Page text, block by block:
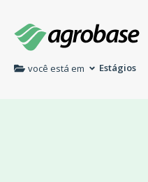
você está em Estágios